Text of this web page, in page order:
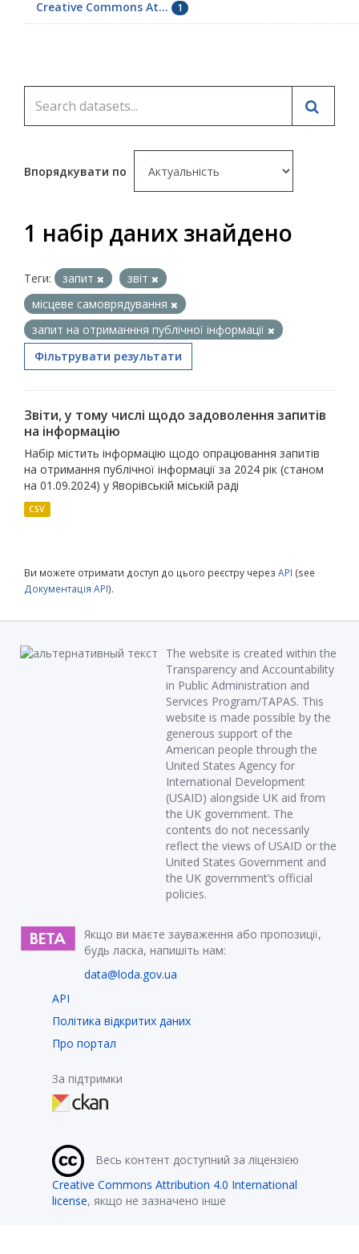
Creative Commons At... 1
Впорядкувати по
1 набір даних знайдено
Теги: запит
звіт
місцеве самоврядування
запит на отриманння публічної інформації
Фільтрувати результати
Звіти, у тому числі щодо задоволення запитів
на інформацію
Набір містить інформацію щодо опрацювання запитів
на отримання публічної інформації за 2024 рік (станом
на 01.09.2024) у Яворівській міській раді
CSV
Ви можете отримати доступ до цього реєстру через API (see
Документація API).
The website is created within the
Transparency and Accountability
in Public Administration and
Services Program/TAPAS. This
website is made possible by the
generous support of the
American people through the
United States Agency for
International Development
(USAID) alongside UK aid from
the UK government. The
contents do not necessarily
reflect the views of USAID or the
United States Government and
the UK government’s official
policies.
Якщо ви маєте зауваження або пропозиції,
будь ласка, напишіть нам:
data@loda.gov.ua
API
Політика відкритих даних
Про портал
За підтримки
Весь контент доступний за ліцензією
Creative Commons Attribution 4.0 International
license, якщо не зазначено інше